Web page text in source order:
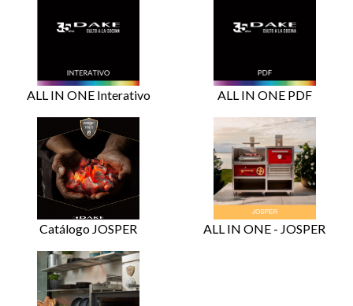
ALL IN ONE Interativo ALL IN ONE PDF
Catálogo JOSPER ALL IN ONE - JOSPER